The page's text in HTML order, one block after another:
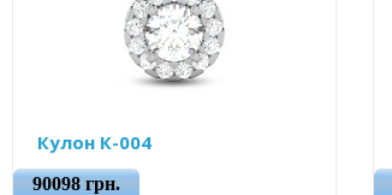
Кулон К-004
90098 грн.